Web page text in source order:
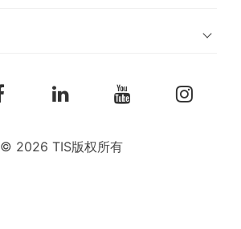
© 2026 TIS版权所有